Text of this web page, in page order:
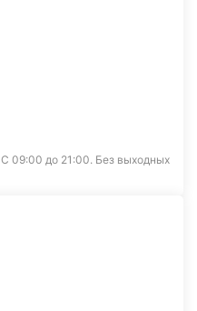
С 09:00 до 21:00. Без выходных